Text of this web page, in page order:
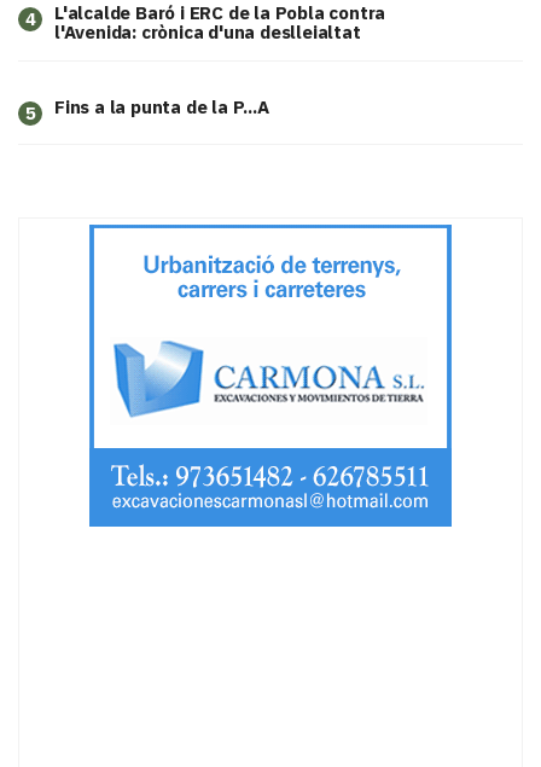
4
L'alcalde Baró i ERC de la Pobla contra
l'Avenida: crònica d'una deslleialtat
5 Fins a la punta de la P...A